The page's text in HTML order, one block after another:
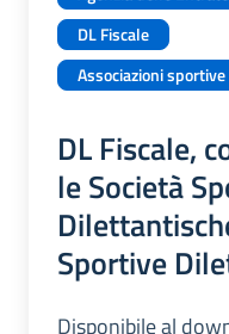
DL Fiscale
Associazioni sportive
DL Fiscale,
le Società
Sportive
Disponibile al